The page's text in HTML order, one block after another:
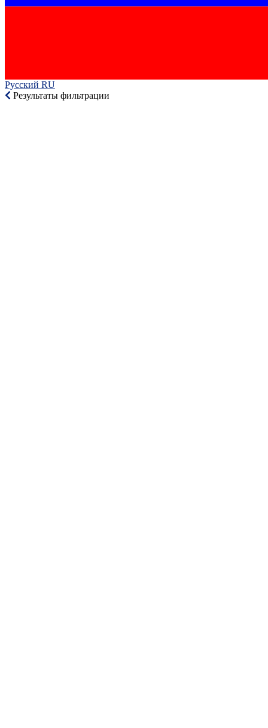
Русский RU‎
Результаты фильтрации